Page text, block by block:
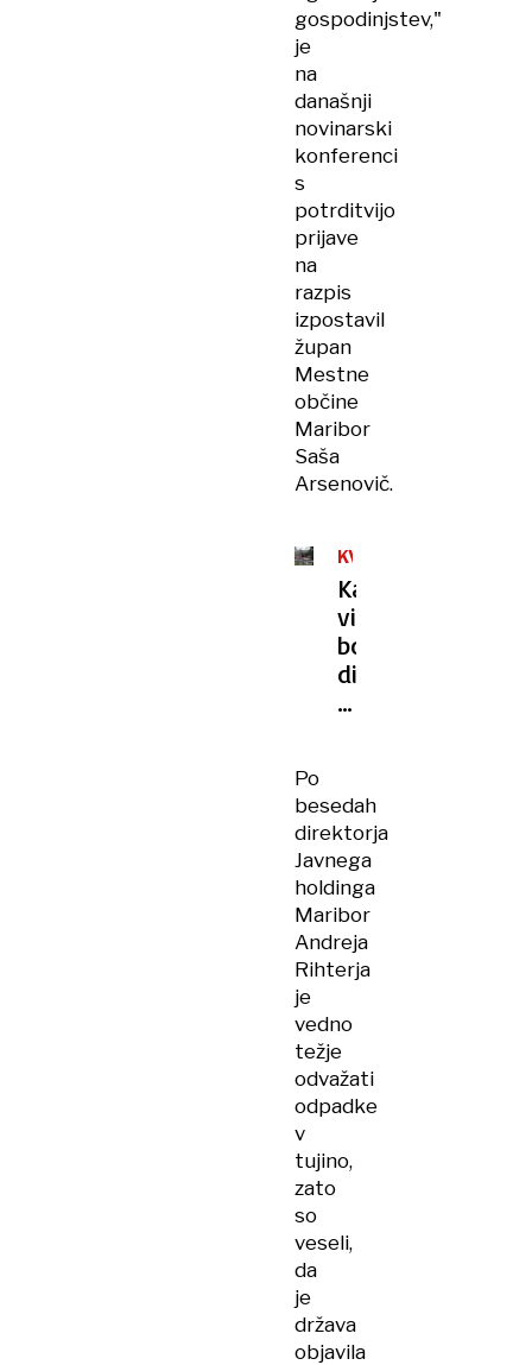
gospodinjstev,"
je
na
današnji
novinarski
konferenci
s
potrditvijo
prijave
na
razpis
izpostavil
župan
Mestne
občine
Maribor
Saša
Arsenovič.
KVALITETA
ZRAKA
Kako
visok
bo
dimnik
ljubljanske
kod
Jankoviću
250
metrov?
Po
besedah
direktorja
Javnega
holdinga
Maribor
Andreja
Rihterja
je
vedno
težje
odvažati
odpadke
v
tujino,
zato
so
veseli,
da
je
država
objavila